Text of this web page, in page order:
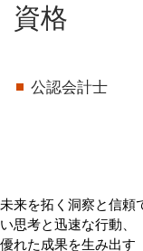
資格
公認会計士
未来を拓く洞察と信頼
い思考と迅速な行動、
優れた成果を生み出す